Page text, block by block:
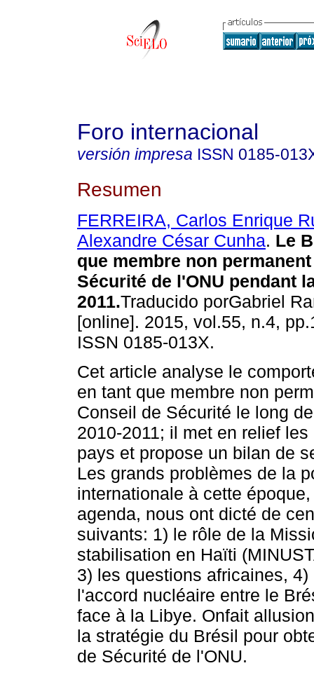
Foro internacional
versión impresa ISSN 0185-
Resumen
FERREIRA, Carlos Enrique
Alexandre César Cunha. Le
que membre non
Sécurité de l'ONU pendant
2011.Traducido porGabriel
[online]. 2015, vol.55, n.4,
ISSN 0185-013X.
Cet article analyse le
en tant que membre non
Conseil de Sécurité le long
2010-2011; il met en relief
pays et propose un bilan de
Les grands problèmes de la
internationale à cette
agenda, nous ont dicté de
suivants: 1) le rôle de la
stabilisation en Haïti
3) les questions africaines,
l'accord nucléaire entre le
face à la Libye. Onfait
la stratégie du Brésil pour
de Sécurité de l'ONU.